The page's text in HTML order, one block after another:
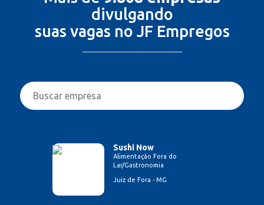
divulgando
suas vagas no JF Empregos
Sushi Now
Alimentação Fora do
Lar/Gastronomia
Juiz de Fora - MG